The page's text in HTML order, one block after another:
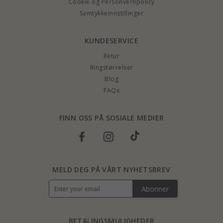
Cookie og Personvernpolicy
Samtykkeinnstillinger
KUNDESERVICE
Retur
Ringstørrelser
Blog
FAQs
FINN OSS PÅ SOSIALE MEDIER
BETALINGSMULIGHEDER
MELD DEG PÅ VÅRT NYHETSBREV
Abonner